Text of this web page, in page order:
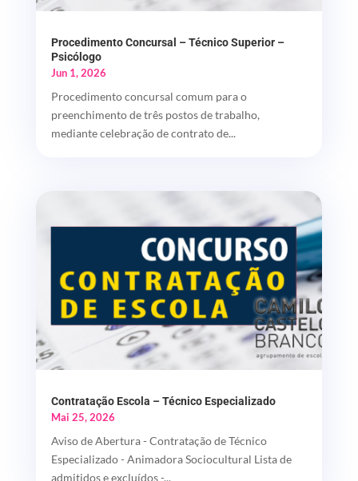
Procedimento Concursal – Técnico Superior –
Psicólogo
Jun 1, 2026
Procedimento concursal comum para o
preenchimento de três postos de trabalho,
mediante celebração de contrato de...
Contratação Escola – Técnico Especializado
Mai 25, 2026
Aviso de Abertura - Contratação de Técnico
Especializado - Animadora Sociocultural Lista de
admitidos e excluídos -...